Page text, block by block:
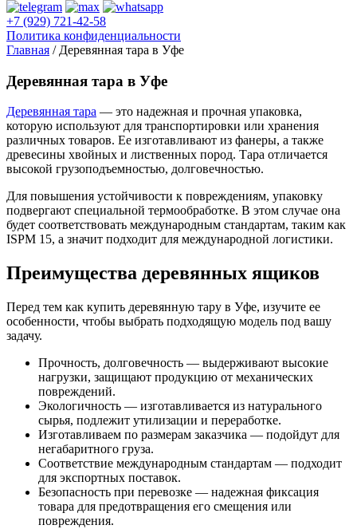
+7 (929) 721-42-58
Политика конфиденциальности
Главная / Деревянная тара в Уфе
Деревянная тара в Уфе
Деревянная тара — это надежная и прочная упаковка,
которую используют для транспортировки или хранения
различных товаров. Ее изготавливают из фанеры, а также
древесины хвойных и лиственных пород. Тара отличается
высокой грузоподъемностью, долговечностью.
Для повышения устойчивости к повреждениям, упаковку
подвергают специальной термообработке. В этом случае она
будет соответствовать международным стандартам, таким как
ISPM 15, а значит подходит для международной логистики.
Преимущества деревянных ящиков
Перед тем как купить деревянную тару в Уфе, изучите ее
особенности, чтобы выбрать подходящую модель под вашу
задачу.
Прочность, долговечность — выдерживают высокие
нагрузки, защищают продукцию от механических
повреждений.
Экологичность — изготавливается из натурального
сырья, подлежит утилизации и переработке.
Изготавливаем по размерам заказчика — подойдут для
негабаритного груза.
Соответствие международным стандартам — подходит
для экспортных поставок.
Безопасность при перевозке — надежная фиксация
товара для предотвращения его смещения или
повреждения.